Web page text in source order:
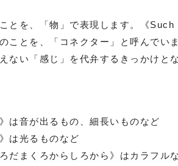
とを、「物」で表現します。《Such
ことを、「コネクター」と呼んでいま
ない「感じ」を代弁するきっかけと
は音が出るもの、細長いものなど
は光るものなど
だまくろからしろから》はカラフル